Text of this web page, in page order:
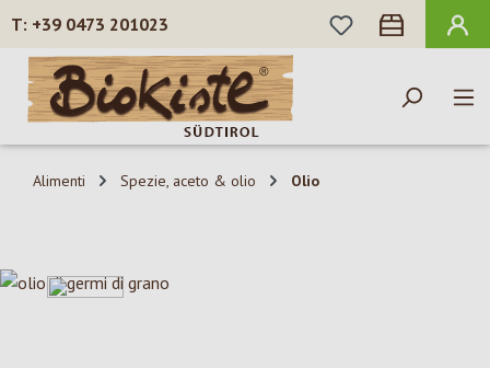
Passa al contenuto principale
+39 0473 201023
HAI 0 ARTICOLI
Alimenti Spezie, aceto & olio Olio
Salta la galleria di immagini